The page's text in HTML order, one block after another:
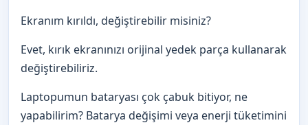
Ekranım kırıldı, değiştirebilir misiniz?
Evet, kırık ekranınızı orijinal yedek parça kullanarak
değiştirebiliriz.
Laptopumun bataryası çok çabuk bitiyor, ne
yapabilirim? Batarya değişimi veya enerji tüketimini